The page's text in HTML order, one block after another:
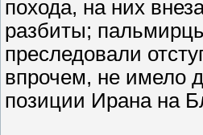
похода, на них
разбиты;
преследовали
впрочем, не имело
позиции Ирана на